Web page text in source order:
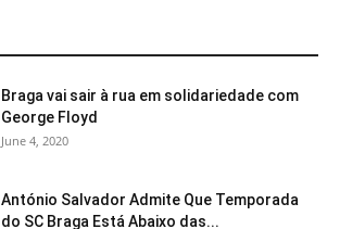
Braga vai sair à rua em solidariedade com
George Floyd
June 4, 2020
António Salvador Admite Que Temporada
do SC Braga Está Abaixo das...